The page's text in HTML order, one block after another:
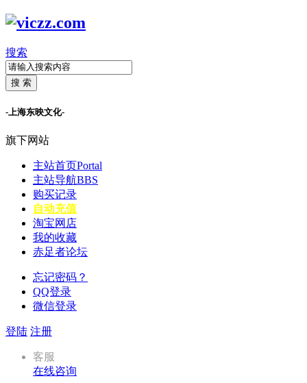
搜索
搜 索
-上海东映文化-
旗下网站
主站首页Portal
主站导航BBS
购买记录
自动充值
淘宝网店
我的收藏
赤足者论坛
忘记密码？
QQ登录
微信登录
登陆 注册
客服
在线咨询